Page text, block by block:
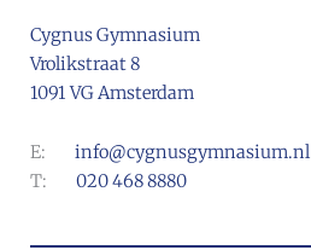
Cygnus Gymnasium
Vrolikstraat 8
1091 VG Amsterdam
E: info@cygnusgymnasium.nl
T: 020 468 8880